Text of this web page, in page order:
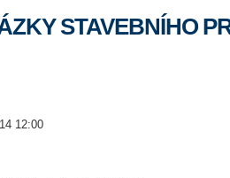
STAVEBNÍHO
12:00